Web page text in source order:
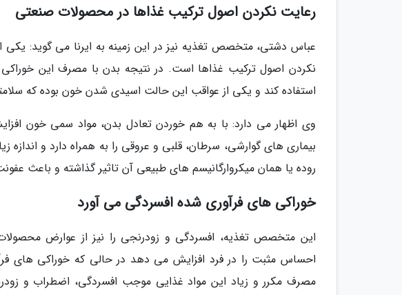
رعایت نکردن اصول ترکیب غذاها در محصولات صنعتی
عباس دشتی، متخصص تغذیه نیز در این زمینه به ایرنا می گوید: یکی
نکردن اصول ترکیب غذاها است. در نتیجه بدن با مصرف این
استفاده کند و یکی از عواقب این حالت اسیدی شدن خون بوده که
وی اظهار می دارد: با به هم خوردن تعادل بدن، مواد سمی خون
بیماری های گوارشی، سرطان، قلبی و عروقی را به همراه دارد و اندازه
روده یا همان میکروارگانیسم های طبیعی آن تاثیر گذاشته و باعث
خوراکی های فرآوری شده افسردگی می آورد
این متخصص تغذیه، افسردگی و زودرنجی را نیز از عوارض
احساس مثبت را در فرد افزایش می دهد در حالی که خوراکی های
مصرف مکرر و زیاد این مواد غذایی موجب افسردگی، اضطراب و